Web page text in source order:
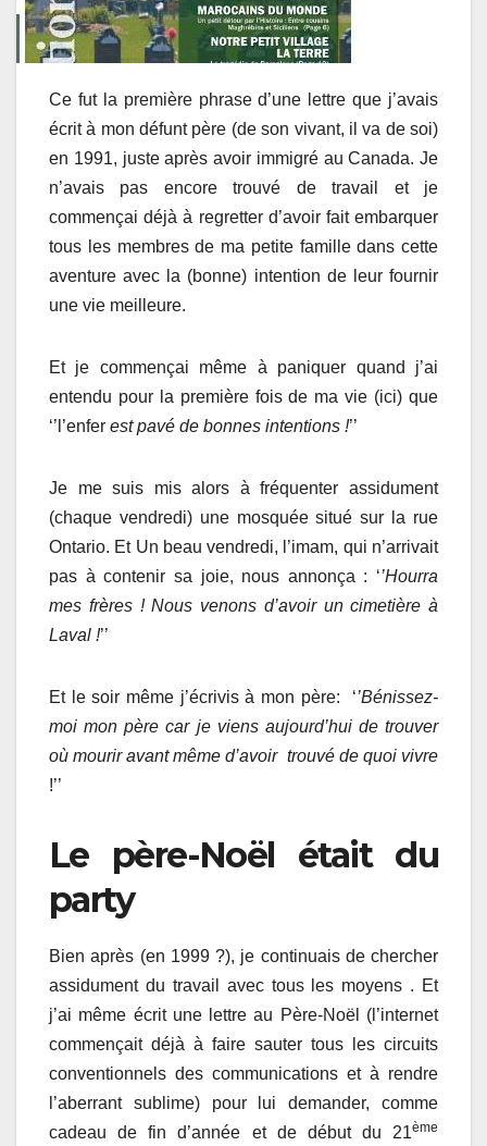
Ce fut la première phrase d’une lettre que j’avais
écrit à mon défunt père (de son vivant, il va de soi)
en 1991, juste après avoir immigré au Canada. Je
n’avais pas encore trouvé de travail et je
commençai déjà à regretter d’avoir fait embarquer
tous les membres de ma petite famille dans cette
aventure avec la (bonne) intention de leur fournir
une vie meilleure.
Et je commençai même à paniquer quand j’ai
entendu pour la première fois de ma vie (ici) que
‘’l’enfer est pavé de bonnes intentions !’’
Je me suis mis alors à fréquenter assidument
(chaque vendredi) une mosquée situé sur la rue
Ontario. Et Un beau vendredi, l’imam, qui n’arrivait
pas à contenir sa joie, nous annonça : ‘’Hourra
mes frères ! Nous venons d’avoir un cimetière à
Laval !’’
Et le soir même j’écrivis à mon père: ‘’Bénissez-
moi mon père car je viens aujourd’hui de trouver
où mourir avant même d’avoir trouvé de quoi vivre
!’’
Le père-Noël était du
party
Bien après (en 1999 ?), je continuais de chercher
assidument du travail avec tous les moyens . Et
j’ai même écrit une lettre au Père-Noël (l’internet
commençait déjà à faire sauter tous les circuits
conventionnels des communications et à rendre
l’aberrant sublime) pour lui demander, comme
cadeau de fin d’année et de début du 21ème